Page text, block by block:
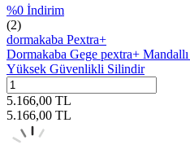
%0 İndirim
(2)
dormakaba Pextra+
Dormakaba Gege pextra+
Yüksek Güvenlikli Silindir
5.166,00 TL
5.166,00 TL